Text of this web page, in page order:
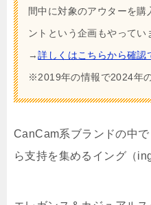
間中に対象のアウターを
ントという企画もやってい
→詳しくはこちらから確認
※2019年の情報で2024年
CanCam系ブランドの中
ら支持を集めるイング（